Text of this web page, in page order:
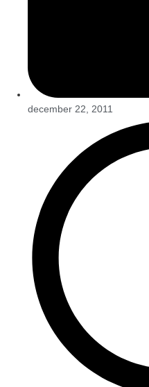
december 22, 2011